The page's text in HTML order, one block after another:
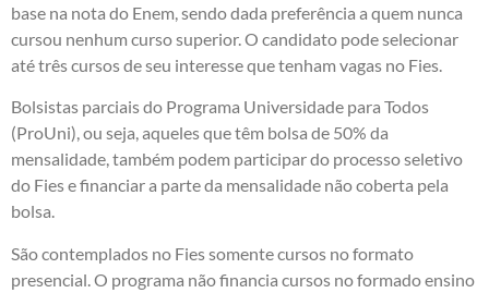
base na nota do Enem, sendo dada preferência a quem nunca
cursou nenhum curso superior. O candidato pode selecionar
até três cursos de seu interesse que tenham vagas no Fies.
Bolsistas parciais do Programa Universidade para Todos
(ProUni), ou seja, aqueles que têm bolsa de 50% da
mensalidade, também podem participar do processo seletivo
do Fies e financiar a parte da mensalidade não coberta pela
bolsa.
São contemplados no Fies somente cursos no formato
presencial. O programa não financia cursos no formado ensino